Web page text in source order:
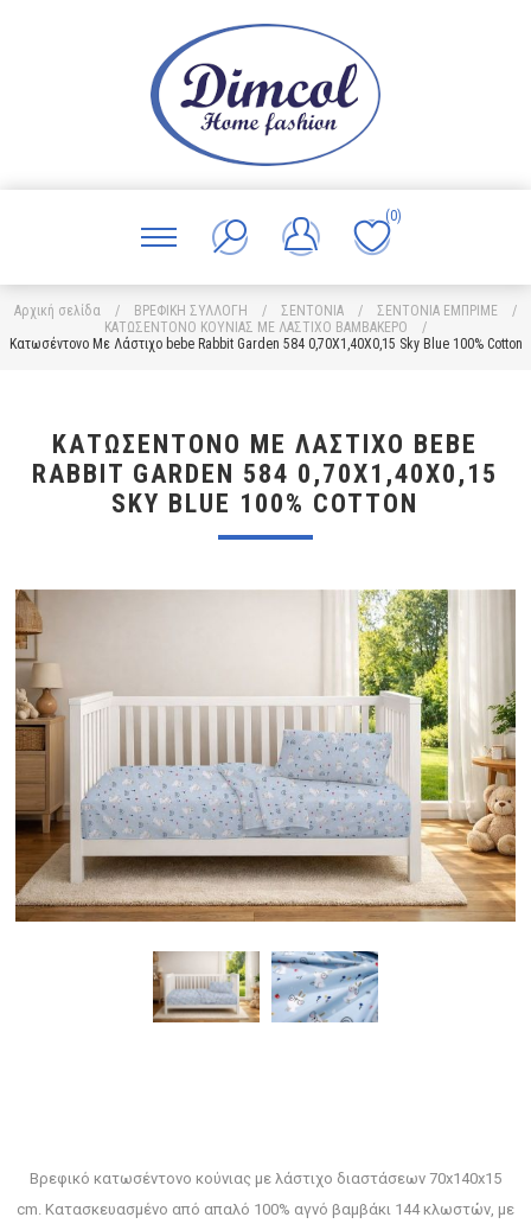
(0)
Αρχική σελίδα / ΒΡΕΦΙΚΗ ΣΥΛΛΟΓΗ / ΣΕΝΤΟΝΙΑ / ΣΕΝΤΟΝΙΑ ΕΜΠΡΙΜΕ
/
ΚΑΤΩΣΕΝΤΟΝΟ ΚΟΥΝΙΑΣ ΜΕ ΛΑΣΤΙΧΟ ΒΑΜΒΑΚΕΡΟ
/
Κατωσέντονο Με Λάστιχο bebe Rabbit Garden 584 0,70X1,40X0,15 Sky Blue 100% Cotton
ΚΑΤΩΣΈΝΤΟΝΟ ΜΕ ΛΆΣΤΙΧΟ BEBE
RABBIT GARDEN 584 0,70X1,40X0,15
SKY BLUE 100% COTTON
Βρεφικό κατωσέντονο κούνιας με λάστιχο διαστάσεων 70x140x15
cm. Κατασκευασμένο από απαλό 100% αγνό βαμβάκι 144 κλωστών, με